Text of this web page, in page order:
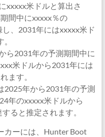
xxxxx米ドルと算出さ
間中にxxxxx％の
、2031年にはxxxxx米ド
ら2031年の予測期間中に
米ドルから2031年には
ます。
2025年から2031年の予測
年のxxxxx米ドルから
ると推定されます。
カーには、Hunter Boot